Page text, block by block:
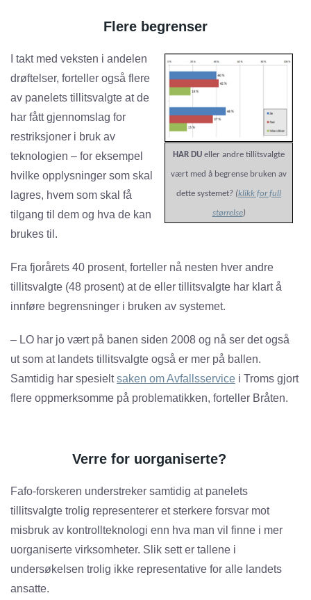
Flere begrenser
HAR DU eller andre tillitsvalgte
vært med å begrense bruken av
dette systemet? (klikk for full
størrelse)
I takt med veksten i andelen
drøftelser, forteller også flere
av panelets tillitsvalgte at de
har fått gjennomslag for
restriksjoner i bruk av
teknologien – for eksempel
hvilke opplysninger som skal
lagres, hvem som skal få
tilgang til dem og hva de kan
brukes til.
Fra fjorårets 40 prosent, forteller nå nesten hver andre
tillitsvalgte (48 prosent) at de eller tillitsvalgte har klart å
innføre begrensninger i bruken av systemet.
– LO har jo vært på banen siden 2008 og nå ser det også
ut som at landets tillitsvalgte også er mer på ballen.
Samtidig har spesieltsaken om Avfallsservice i Troms gjort
flere oppmerksomme på problematikken, forteller Bråten.
Verre for uorganiserte?
Fafo-forskeren understreker samtidig at panelets
tillitsvalgte trolig representerer et sterkere forsvar mot
misbruk av kontrollteknologi enn hva man vil finne i mer
uorganiserte virksomheter. Slik sett er tallene i
undersøkelsen trolig ikke representative for alle landets
ansatte.